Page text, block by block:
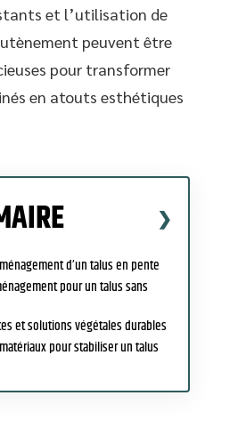
et l’utilisation de
peuvent être
pour transformer
en atouts esthétiques
d’un talus en pente
pour un talus sans
et solutions végétales durables
pour stabiliser un talus